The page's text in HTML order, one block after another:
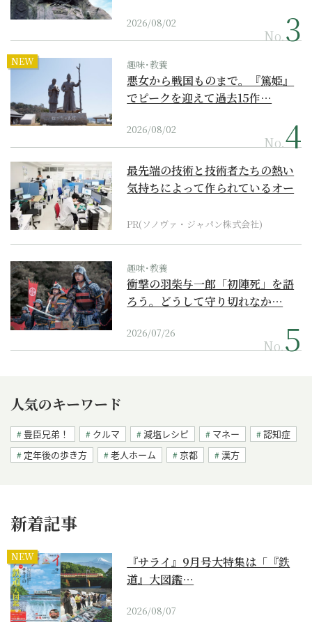
2026/08/02
No.
NEW 趣味･教養
悪女から戦国ものまで。『篤姫』
でピークを迎えて過去15作…
2026/08/02
No.
最先端の技術と技術者たちの熱い
気持ちによって作られているオー
PR(ソノヴァ・ジャパン株式会社)
趣味･教養
衝撃の羽柴与一郎「初陣死」を語
ろう。どうして守り切れなか…
2026/07/26
No.
人気のキーワード
豊臣兄弟！ クルマ 減塩レシピ マネー
認知症
定年後の歩き方
老人ホーム 京都 漢方
新着記事
NEW
『サライ』9月号大特集は「『鉄
道』大図鑑…
2026/08/07